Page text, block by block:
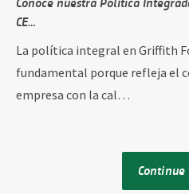
CE…
La política integral en Griffith
fundamental porque refleja el
empresa con la cal…